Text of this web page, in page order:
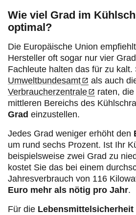
Wie viel Grad im
optimal?
Die Europäische Union
Hersteller oft sogar nur vier
Fachleute halten das für zu kalt.
Umweltbundesamt
als auch
Verbraucherzentrale
raten,
mittleren Bereichs des
Grad einzustellen.
Jedes Grad weniger erhöht den
um rund sechs Prozent. Ist Ihr
beispielsweise zwei Grad zu
kostet Sie das bei einem
Jahresverbrauch von 116
Euro mehr als nötig pro Jahr.
Für die Lebensmittelsicherheit